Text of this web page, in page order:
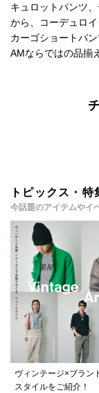
キュロットパンツ
から、コーデュロ
カーゴショートパ
AMならではの品揃
トピックス・特
今話題のアイテムやイ
ヴィンテージ×ブラン
スタイルをご紹介！